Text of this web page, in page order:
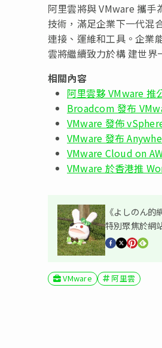
阿里雲將與 VMware 攜
技術，滿足企業下一代混
連接、運維和工具。企業
雲將繼續致力於構 建世界
相關內容
阿里雲夥 VMware 推
Broadcom 發布
VMware 發佈
VMware 發布
VMware Cloud on
VMware 於香港推
《よしのん
特別聚焦於網
VMware 阿里雲